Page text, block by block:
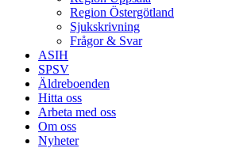
Region Östergötland
Sjukskrivning
Frågor & Svar
ASIH
SPSV
Äldreboenden
Hitta oss
Arbeta med oss
Om oss
Nyheter